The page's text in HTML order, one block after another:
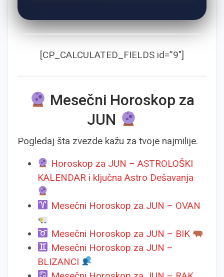
[CP_CALCULATED_FIELDS id=”9″]
Mesečni Horoskop za
JUN
Pogledaj šta zvezde kažu za tvoje najmilije.
Horoskop za JUN – ASTROLOŠKI
KALENDAR i ključna Astro Dešavanja
Mesečni Horoskop za JUN – OVAN
Mesečni Horoskop za JUN – BIK
Mesečni Horoskop za JUN –
BLIZANCI